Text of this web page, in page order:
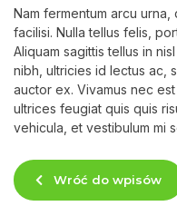
Nam fermentum arcu
facilisi. Nulla tellus felis,
Aliquam sagittis tellus in
nibh, ultricies id lectus ac,
auctor ex. Vivamus nec
ultrices feugiat quis quis
vehicula, et vestibulum mi
Wróć do wpisów